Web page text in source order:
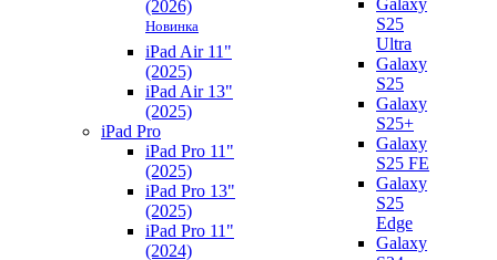
(2026)
Новинка
iPad Air 11"
(2025)
iPad Air 13"
(2025)
iPad Pro
iPad Pro 11"
(2025)
iPad Pro 13"
(2025)
iPad Pro 11"
(2024)
Galaxy
S25
Ultra
Galaxy
S25
Galaxy
S25+
Galaxy
S25 FE
Galaxy
S25
Edge
Galaxy